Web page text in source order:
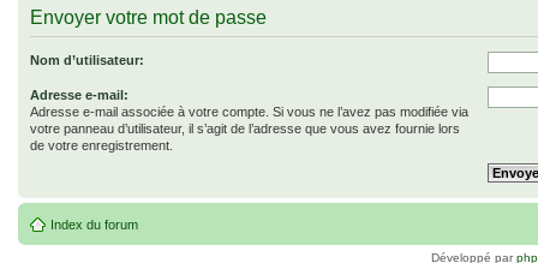
Envoyer votre mot de passe
Nom d’utilisateur:
Adresse e-mail:
Adresse e-mail associée à votre compte. Si vous ne l’avez pas modifiée via
votre panneau d’utilisateur, il s’agit de l’adresse que vous avez fournie lors
de votre enregistrement.
Index du forum
Développé par